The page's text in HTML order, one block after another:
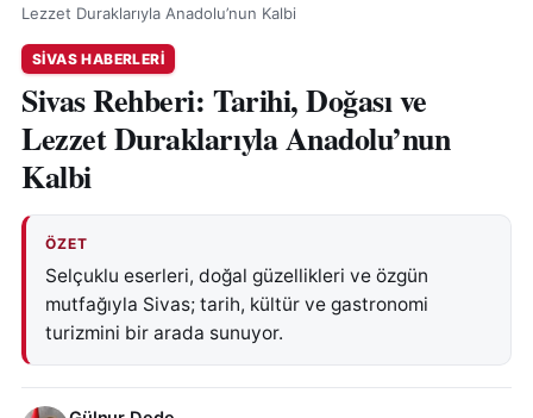
Lezzet Duraklarıyla Anadolu’nun Kalbi
SIVAS HABERLERI
Sivas Rehberi: Tarihi, Doğası ve
Lezzet Duraklarıyla Anadolu’nun
Kalbi
ÖZET
Selçuklu eserleri, doğal güzellikleri ve özgün
mutfağıyla Sivas; tarih, kültür ve gastronomi
turizmini bir arada sunuyor.